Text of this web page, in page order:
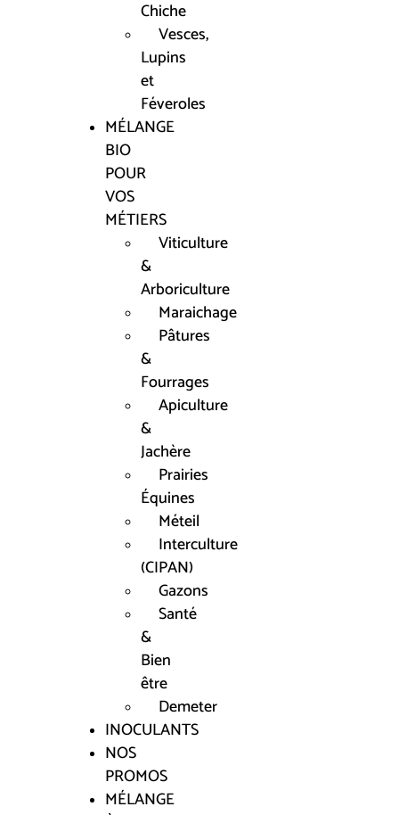
Chiche
Vesces,
Lupins
et
Féveroles
MÉLANGE
BIO
POUR
VOS
MÉTIERS
Viticulture
&
Arboriculture
Maraichage
Pâtures
&
Fourrages
Apiculture
&
Jachère
Prairies
Équines
Méteil
Interculture
(CIPAN)
Gazons
Santé
&
Bien
être
Demeter
INOCULANTS
NOS
PROMOS
MÉLANGE